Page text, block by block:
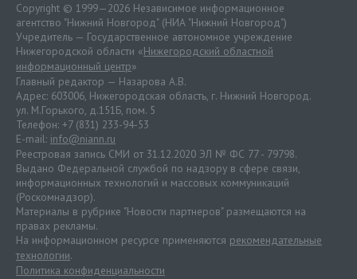
Copyright © 1999—2026 Независимое информационное
агентство "Нижний Новгород" (НИА "Нижний Новгород")
Учредитель — Государственное автономное учреждение
Нижегородской области «Нижегородский областной
информационный центр»
Главный редактор — Назарова А.В.
Адрес: 603006, Нижегородская область, г. Нижний Новгород.
ул. М.Горького, д.151Б, пом. 5
Телефон: +7 (831) 233-94-53
E-mail: info@niann.ru
Реестровая запись СМИ от 31.12.2020 ЭЛ № ФС 77 - 79798.
Выдано Федеральной службой по надзору в сфере связи,
информационных технологий и массовых коммуникаций
(Роскомнадзор).
Материалы в рубрике "Новости партнеров" размещаются на
правах рекламы.
На информационном ресурсе применяются рекомендательные
технологии.
Политика конфиденциальности